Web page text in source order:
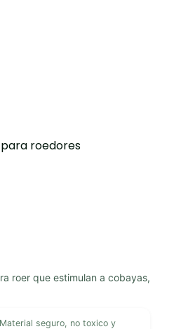
para roedores
roer que estimulan a cobayas,
Material seguro, no toxico y